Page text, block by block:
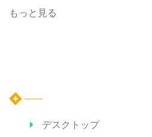
もっと見る
デスクトップ